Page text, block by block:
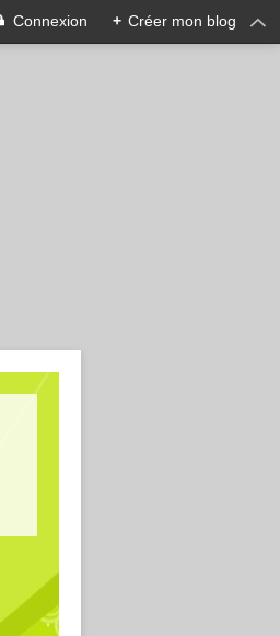
Connexion + Créer mon blog